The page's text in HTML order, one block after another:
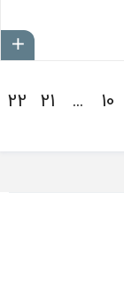
10
...
21
22